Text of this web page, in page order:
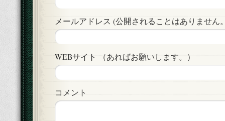
メールアドレス (公開されることはありません
WEBサイト （あればお願いします。）
コメント